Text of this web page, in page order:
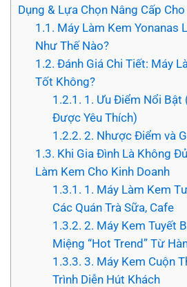
Dụng & Lựa Chọn Nâng Cấp
1.1. Máy Làm Kem Yonanas
Như Thế Nào?
1.2. Đánh Giá Chi Tiết: Máy
Tốt Không?
1.2.1. 1. Ưu Điểm Nổi Bật
Được Yêu Thích)
1.2.2. 2. Nhược Điểm và
1.3. Khi Gia Đình Là Không
Làm Kem Cho Kinh Doanh
1.3.1. 1. Máy Làm Kem
Các Quán Trà Sữa, Cafe
1.3.2. 2. Máy Kem Tuyết
Miệng “Hot Trend” Từ
1.3.3. 3. Máy Kem Cuộn
Trình Diễn Hút Khách